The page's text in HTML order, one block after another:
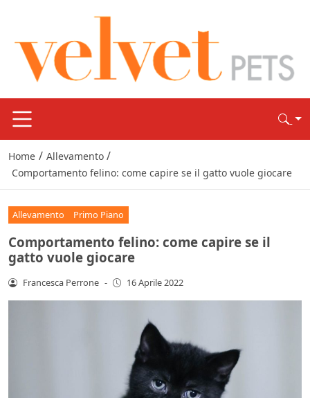
Home / Allevamento /
Comportamento felino: come capire se il gatto vuole giocare
Allevamento Primo Piano
Comportamento felino: come capire se il
gatto vuole giocare
Francesca Perrone - 16 Aprile 2022